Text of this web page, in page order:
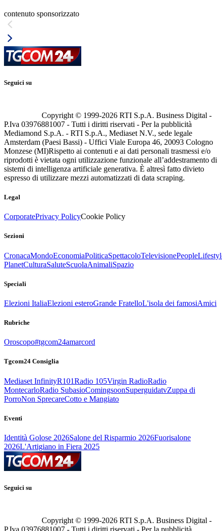
contenuto sponsorizzato
Seguici su
Copyright © 1999-2026 RTI S.p.A. Business Digital -
P.Iva 03976881007 - Tutti i diritti riservati - Per la pubblicità
Mediamond S.p.A. - RTI S.p.A., Mediaset N.V., sede legale
Amsterdam (Paesi Bassi) - Uffici Viale Europa 46, 20093 Cologno
Monzese (MI)Rispetto ai contenuti e ai dati personali trasmessi e/o
riprodotti è vietata ogni utilizzazione funzionale all’addestramento di
sistemi di intelligenza artificiale generativa. È altresì fatto divieto
espresso di utilizzare mezzi automatizzati di data scraping.
Legal
CorporatePrivacy PolicyCookie Policy
Sezioni
CronacaMondoEconomiaPoliticaSpettacoloTelevisionePeople
PlanetCulturaSaluteScuolaAnimaliSpazio
Speciali
Elezioni ItaliaElezioni esteroGrande FratelloL'isola dei famosiAmici
Rubriche
Oroscopo#tgcom24amarcord
Tgcom24 Consiglia
Mediaset InfinityR101Radio 105Virgin RadioRadio
MontecarloRadio SubasioComingsoonSuperguidatvZuppa di
PorroNon SprecareCotto e Mangiato
Eventi
Identità Golose 2026Salone del Risparmio 2026Fuorisalone
2026L'Artigiano in Fiera 2025
Seguici su
Copyright © 1999-2026 RTI S.p.A. Business Digital -